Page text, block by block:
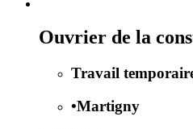
Ouvrier de la
Travail
•Martigny